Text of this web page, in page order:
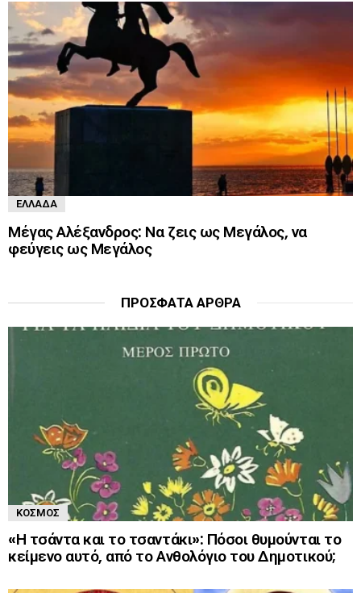
ΕΛΛΆΔΑ
Μέγας Αλέξανδρος: Να ζεις ως Μεγάλος, να
φεύγεις ως Μεγάλος
ΠΡΌΣΦΑΤΑ ΆΡΘΡΑ
ΚΌΣΜΟΣ
«Η τσάντα και το τσαντάκι»: Πόσοι θυμούνται το
κείμενο αυτό, από το Ανθολόγιο του Δημοτικού;